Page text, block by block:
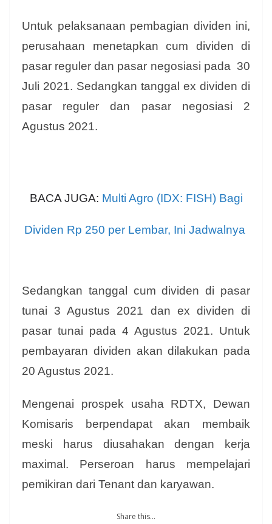
Untuk pelaksanaan pembagian dividen ini,
perusahaan menetapkan cum dividen di
pasar reguler dan pasar negosiasi pada 30
Juli 2021. Sedangkan tanggal ex dividen di
pasar reguler dan pasar negosiasi 2
Agustus 2021.
BACA JUGA: Multi Agro (IDX: FISH) Bagi
Dividen Rp 250 per Lembar, Ini Jadwalnya
Sedangkan tanggal cum dividen di pasar
tunai 3 Agustus 2021 dan ex dividen di
pasar tunai pada 4 Agustus 2021. Untuk
pembayaran dividen akan dilakukan pada
20 Agustus 2021.
Mengenai prospek usaha RDTX, Dewan
Komisaris berpendapat akan membaik
meski harus diusahakan dengan kerja
maximal. Perseroan harus mempelajari
pemikiran dari Tenant dan karyawan.
Share this...